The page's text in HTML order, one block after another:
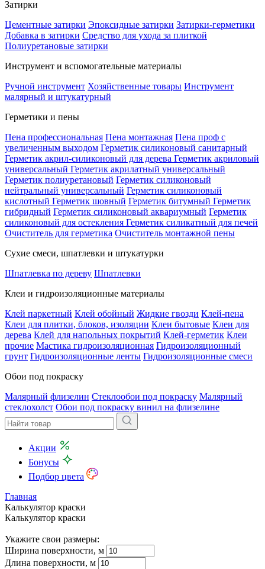
Затирки
Цементные затирки Эпоксидные затирки Затирки-герметики
Добавка в затирки Средство для ухода за плиткой
Полиуретановые затирки
Инструмент и вспомогательные материалы
Ручной инструмент Хозяйственные товары Инструмент
малярный и штукатурный
Герметики и пены
Пена профессиональная Пена монтажная Пена проф с
увеличенным выходом Герметик силиконовый санитарный
Герметик акрил-силиконовый для дерева Герметик акриловый
универсальный Герметик акрилатный универсальный
Герметик полиуретановый Герметик силиконовый
нейтральный универсальный Герметик силиконовый
кислотный Герметик шовный Герметик битумный Герметик
гибридный Герметик силиконовый аквариумный Герметик
силиконовый для остекления Герметик силикатный для печей
Очиститель для герметика Очиститель монтажной пены
Сухие смеси, шпатлевки и штукатурки
Шпатлевка по дереву Шпатлевки
Клеи и гидроизоляционные материалы
Клей паркетный Клей обойный Жидкие гвозди Клей-пена
Клеи для плитки, блоков, изоляции Клеи бытовые Клеи для
дерева Клей для напольных покрытий Клей-герметик Клеи
прочие Мастика гидроизоляционная Гидроизоляционный
грунт Гидроизоляционные ленты Гидроизоляционные смеси
Обои под покраску
Малярный флизелин Стеклообои под покраску Малярный
стеклохолст Обои под покраску винил на флизелине
Акции
Бонусы
Подбор цвета
Главная
Калькулятор краски
Калькулятор краски
Укажите свои размеры:
Ширина поверхности, м
Длина поверхности, м